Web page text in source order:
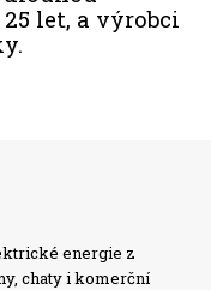
let, a výrobci
energie z
chaty i komerční